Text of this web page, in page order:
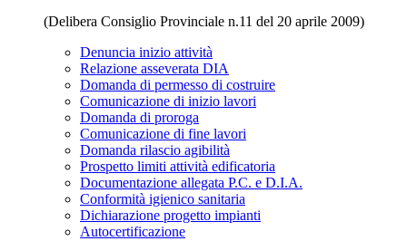
(Delibera Consiglio Provinciale n.11 del 20 aprile 2009)
Denuncia inizio attività
Relazione asseverata DIA
Domanda di permesso di costruire
Comunicazione di inizio lavori
Domanda di proroga
Comunicazione di fine lavori
Domanda rilascio agibilità
Prospetto limiti attività edificatoria
Documentazione allegata P.C. e D.I.A.
Conformità igienico sanitaria
Dichiarazione progetto impianti
Autocertificazione